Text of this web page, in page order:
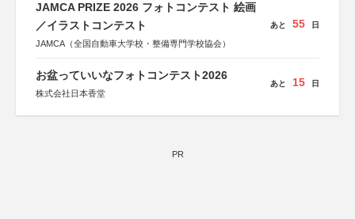
JAMCA PRIZE 2026 フォトコンテスト 絵画
／イラストコンテスト
JAMCA（全国自動車大学校・整備専門学校協会）
あと 55 日
お盆っていいなフォトコンテスト2026
株式会社日本香堂
あと 15 日
PR